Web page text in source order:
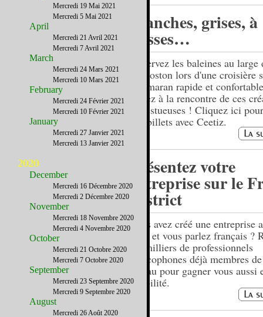
Blanches, grises, à
bosses…
Observez les baleines au large
de Boston lors d'une croisière
catamaran rapide et
partez à la rencontre de ces
majestueuses ! Cliquez ici
vos billets avec Ceetiz.
Présentez votre
entreprise sur le
District
Vous avez créé une entreprise
Unis et vous parlez français ?
les milliers de professionnels
francophones déjà membres
réseau pour gagner vous aussi
visibilité.
Mercredi 19 Mai 2021
Mercredi 5 Mai 2021
April
Mercredi 21 Avril 2021
Mercredi 7 Avril 2021
March
Mercredi 24 Mars 2021
Mercredi 10 Mars 2021
February
Mercredi 24 Février 2021
Mercredi 10 Février 2021
January
Mercredi 27 Janvier 2021
Mercredi 13 Janvier 2021
2020
December
Mercredi 16 Décembre 2020
Mercredi 2 Décembre 2020
November
Mercredi 18 Novembre 2020
Mercredi 4 Novembre 2020
October
Mercredi 21 Octobre 2020
Mercredi 7 Octobre 2020
September
Mercredi 23 Septembre 2020
Mercredi 9 Septembre 2020
August
Mercredi 26 Août 2020